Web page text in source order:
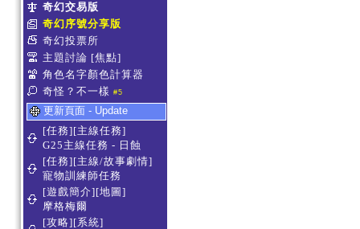
奇幻交易版
奇幻序號分享版
奇幻投票所
主題討論 [焦點]
角色名字顏色計算器
奇怪？不一樣 #5
更新頁面 - Update
[任務][主線任務]
G25主線任務 - 日蝕
[任務][主線/故事劇情]
寵物訓練師任務
[遊戲簡介][地圖]
摩格梅爾
[攻略][系統]